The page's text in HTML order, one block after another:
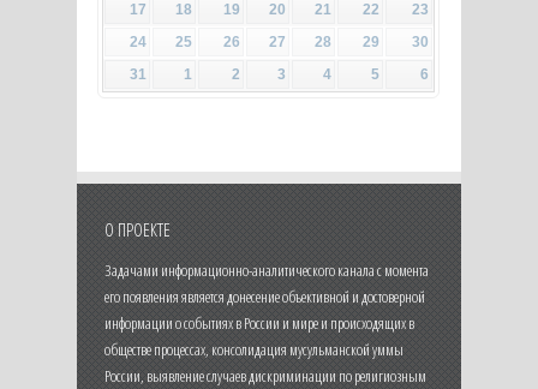
17
18 19 20 21 22
23
24
25 26 27 28 29
30
31
1 2 3 4 5 6
О ПРОЕКТЕ
Задачами информационно-аналитического канала с момента
его появления является донесение объективной и достоверной
информации о событиях в России и мире и происходящих в
обществе процессах, консолидация мусульманской уммы
России, выявление случаев дискриминации по религиозным